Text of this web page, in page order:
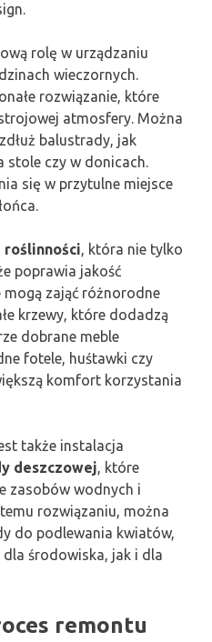
rolę w urządzaniu
wieczornych.
rozwiązanie, które
atmosfery. Można
balustrady, jak
stole czy w donicach.
się w przytulne miejsce
roślinności, która nie tylko
poprawia jakość
mogą zająć różnorodne
krzewy, które dodadzą
dobrane meble
fotele, huśtawki czy
komfort korzystania
także instalacja
deszczowej, które
zasobów wodnych i
rozwiązaniu, można
do podlewania kwiatów,
środowiska, jak i dla
remontu